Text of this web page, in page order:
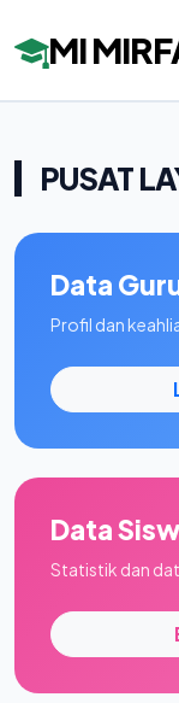
MI
PUSAT
Data
Profil dan
Data
Statistik dan